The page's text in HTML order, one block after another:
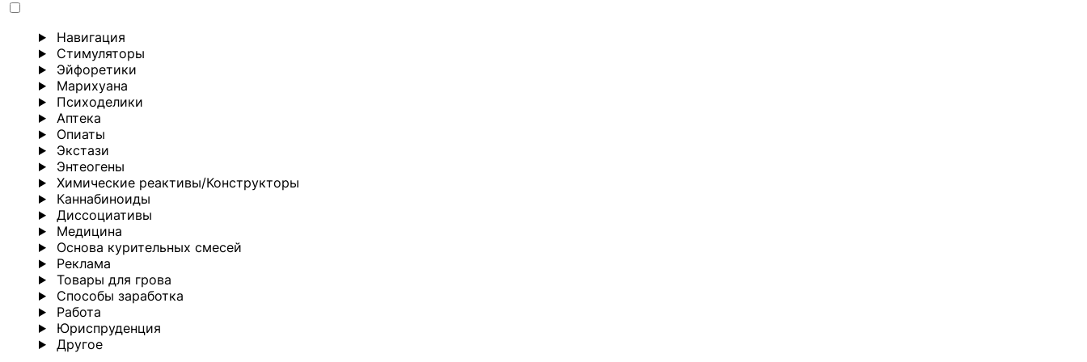
Навигация
Стимуляторы
Эйфоретики
Марихуана
Психоделики
Аптека
Опиаты
Экстази
Энтеогены
Химические реактивы/Конструкторы
Каннабиноиды
Диссоциативы
Медицина
Основа курительных смесей
Реклама
Товары для грова
Способы заработка
Работа
Юриспруденция
Другoе